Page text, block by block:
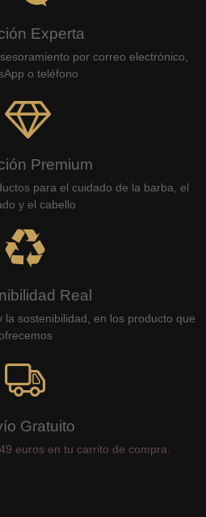
Experta
por correo electrónico,
o teléfono
Premium
para el cuidado de la barba, el
y el cabello
Real
la sostenibilidad, en los producto que
Gratuito
euros en tu carrito de compra.